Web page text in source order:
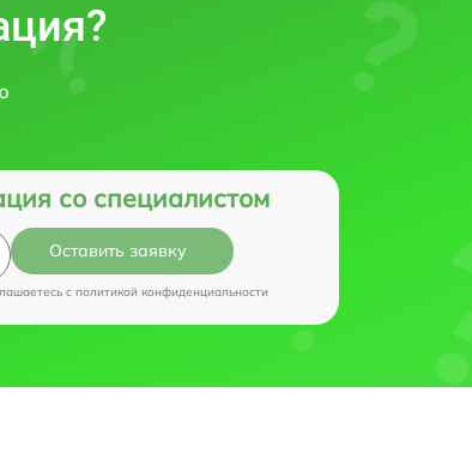
со специалистом
Оставить заявку
c политикой конфиденциальности